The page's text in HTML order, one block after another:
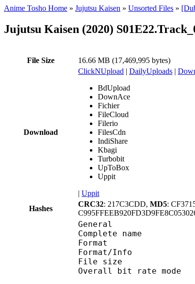
Anime Tosho Home » Jujutsu Kaisen » Unsorted Files »
Jujutsu Kaisen (2020)
File Size 16.66 MB (17,469,995 bytes)
Download
ClickNUpload | DailyUploads |
BdUpload
DownAce
Fichier
FileCloud
Filerio
FilesCdn
IndiShare
Kbagi
Turbobit
UpToBox
Uppit
| Uppit
Hashes
CRC32: 217C3CDD, MD5:
General
Complete name
Format
Format/Info :
File size
Overall bit